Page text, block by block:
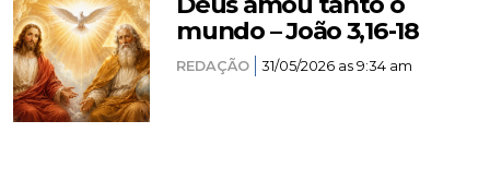
mundo – João 3,16-18
REDAÇÃO 31/05/2026 as 9:34 am